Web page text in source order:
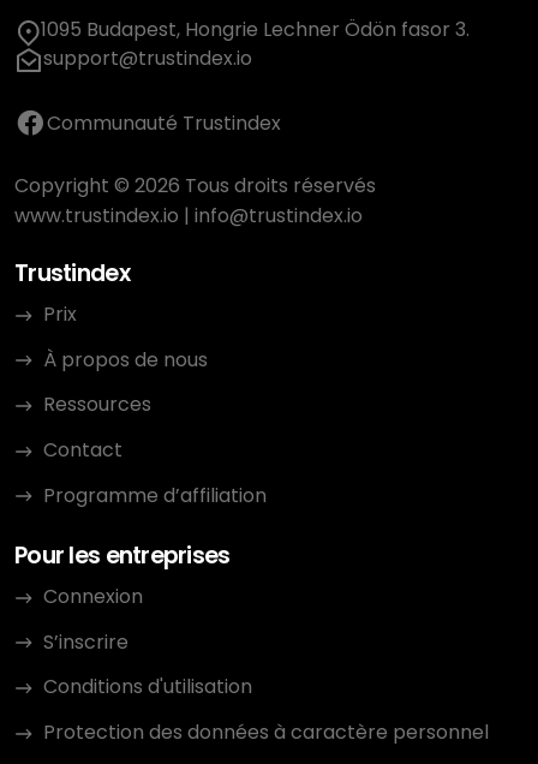
1095 Budapest, Hongrie Lechner Ödön fasor 3.
support@trustindex.io
Communauté Trustindex
Copyright © 2026 Tous droits réservés
www.trustindex.io | info@trustindex.io
Trustindex
Prix
À propos de nous
Ressources
Contact
Programme d’affiliation
Pour les entreprises
Connexion
S’inscrire
Conditions d'utilisation
Protection des données à caractère personnel